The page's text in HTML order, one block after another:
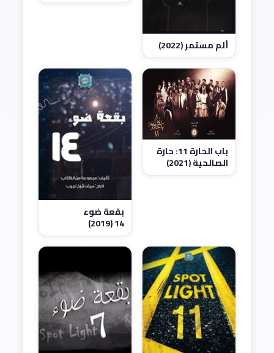
ألم مستمر (2022)
باب الحارة 11: حارة
الصالحية (2021)
بقعة ضوء
14 (2019)